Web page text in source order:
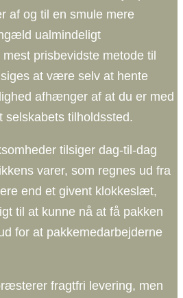
af og til en smule mere
ualmindeligt
prisbevidste metode til
at være selv at hente
afhænger af at du er med
selskabets tilholdssted.
tilsiger dag-til-dag
varer, som regnes ud fra
end et givent klokkeslæt,
til at kunne nå at få pakken
for at pakkemedarbejderne
fragtfri levering, men